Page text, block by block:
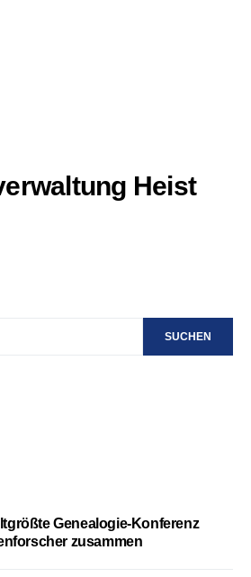
Heist
SUCHEN
Genealogie-Konferenz
zusammen